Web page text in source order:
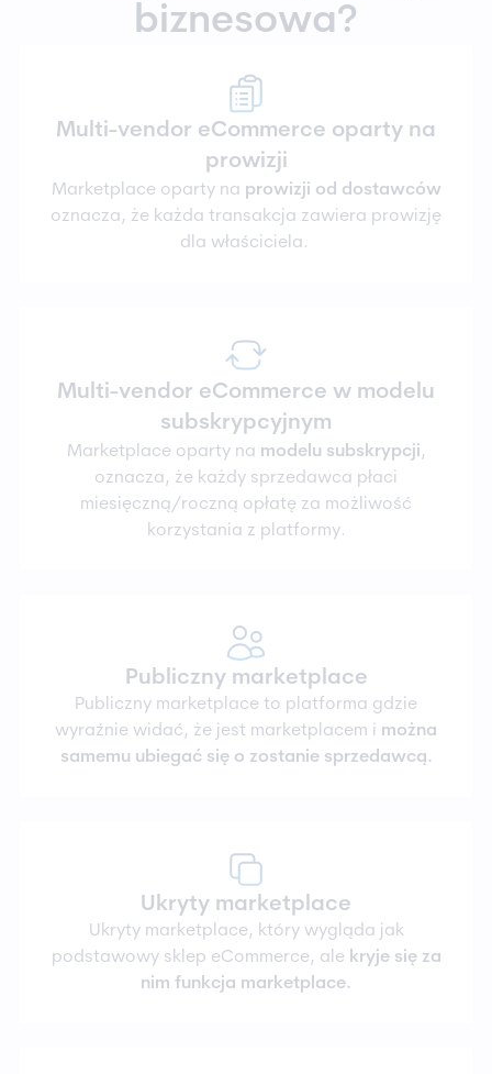
biznesowa?
Multi-vendor eCommerce oparty na
prowizji
Marketplace oparty na prowizji od dostawców
oznacza, że każda transakcja zawiera prowizję
dla właściciela.
Multi-vendor eCommerce w modelu
subskrypcyjnym
Marketplace oparty na modelu subskrypcji,
oznacza, że każdy sprzedawca płaci
miesięczną/roczną opłatę za możliwość
korzystania z platformy.
Publiczny marketplace
Publiczny marketplace to platforma gdzie
wyraźnie widać, że jest marketplacem i można
samemu ubiegać się o zostanie sprzedawcą.
Ukryty marketplace
Ukryty marketplace, który wygląda jak
podstawowy sklep eCommerce, ale kryje się za
nim funkcja marketplace.